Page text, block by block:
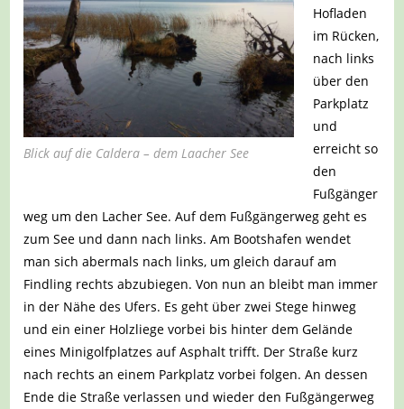
Blick auf die Caldera – dem Laacher See
Hofladen
im Rücken,
nach links
über den
Parkplatz
und
erreicht so
den
Fußgänger
weg um den Lacher See. Auf dem Fußgängerweg geht es
zum See und dann nach links. Am Bootshafen wendet
man sich abermals nach links, um gleich darauf am
Findling rechts abzubiegen. Von nun an bleibt man immer
in der Nähe des Ufers. Es geht über zwei Stege hinweg
und ein einer Holzliege vorbei bis hinter dem Gelände
eines Minigolfplatzes auf Asphalt trifft. Der Straße kurz
nach rechts an einem Parkplatz vorbei folgen. An dessen
Ende die Straße verlassen und wieder den Fußgängerweg